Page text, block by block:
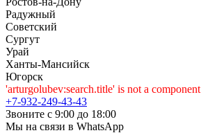
Радужный
Советский
Сургут
Урай
Ханты-Мансийск
Югорск
'arturgolubev:search.title' is not a component
+7-932-249-43-43
Звоните с 9:00 до 18:00
Мы на связи в WhatsApp